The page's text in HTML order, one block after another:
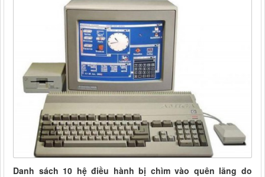
Danh sách 10 hệ điều hành bị chìm vào quên lãng do